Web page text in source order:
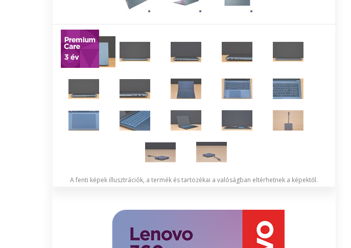
A fenti képek illusztrációk, a termék és tartozékai a valóságban eltérhetnek a képektől.